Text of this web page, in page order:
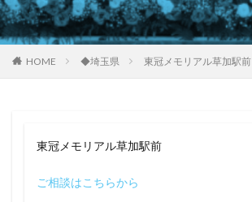
HOME ◆埼玉県 東冠メモリアル草加駅前
東冠メモリアル草加駅前
ご相談はこちらから